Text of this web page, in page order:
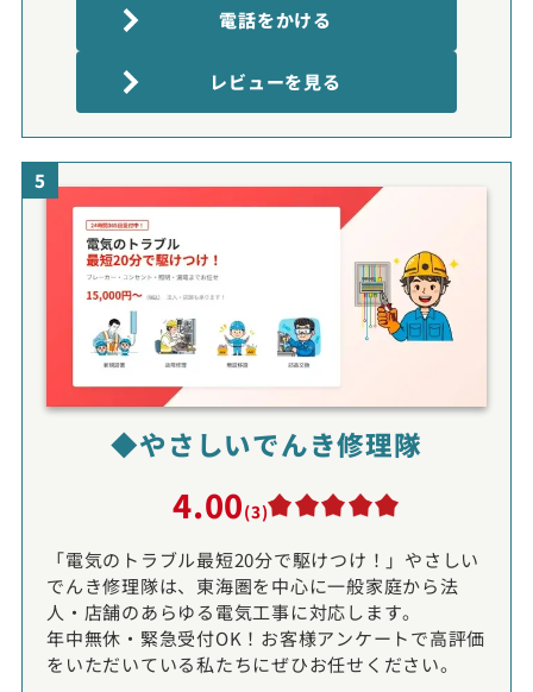
電話をかける
レビューを見る
5
◆やさしいでんき修理隊
4.00(3)
「電気のトラブル最短20分で駆けつけ！」やさしい
でんき修理隊は、東海圏を中心に一般家庭から法
人・店舗のあらゆる電気工事に対応します。
年中無休・緊急受付OK！お客様アンケートで高評価
をいただいている私たちにぜひお任せください。